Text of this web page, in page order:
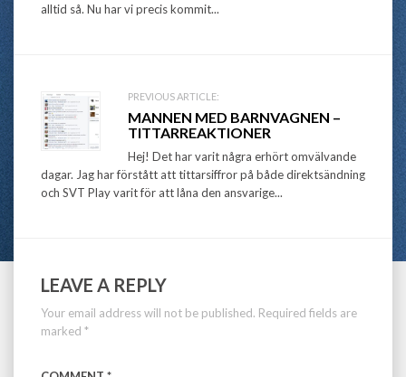
alltid så. Nu har vi precis kommit...
PREVIOUS ARTICLE:
MANNEN MED BARNVAGNEN –
TITTARREAKTIONER
Hej! Det har varit några erhört omvälvande
dagar. Jag har förstått att tittarsiffror på både direktsändning
och SVT Play varit för att låna den ansvarige...
LEAVE A REPLY
Your email address will not be published. Required fields are
marked *